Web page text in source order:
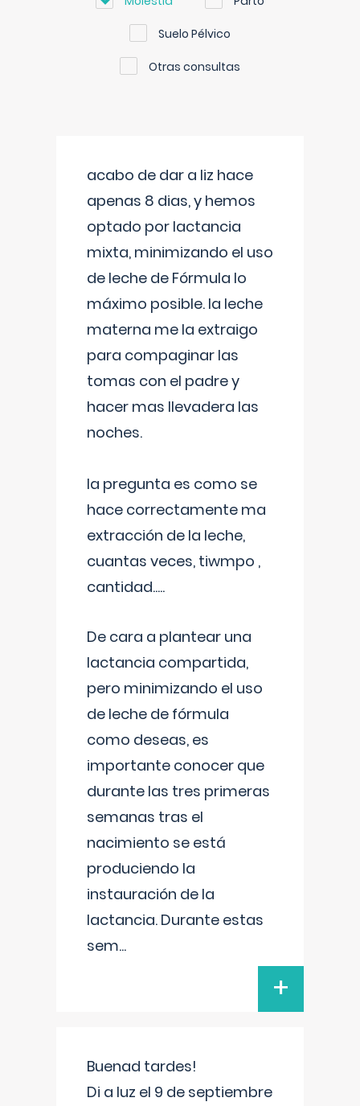
Suelo Pélvico
Otras consultas
acabo de dar a liz hace
apenas 8 dias, y hemos
optado por lactancia
mixta, minimizando el uso
de leche de Fórmula lo
máximo posible. la leche
materna me la extraigo
para compaginar las
tomas con el padre y
hacer mas llevadera las
noches.
la pregunta es como se
hace correctamente ma
extracción de la leche,
cuantas veces, tiwmpo ,
cantidad.....
De cara a plantear una
lactancia compartida,
pero minimizando el uso
de leche de fórmula
como deseas, es
importante conocer que
durante las tres primeras
semanas tras el
nacimiento se está
produciendo la
instauración de la
lactancia. Durante estas
sem...
+
Buenad tardes!
Di a luz el 9 de septiembre